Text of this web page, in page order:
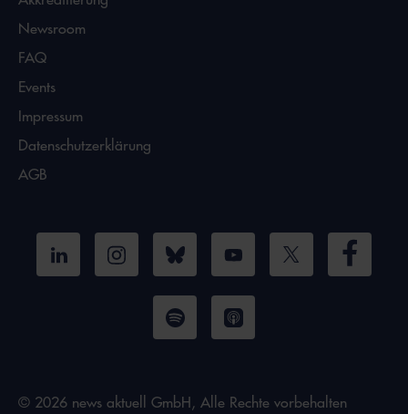
Newsroom
FAQ
Events
Impressum
Datenschutzerklärung
AGB
© 2026 news aktuell GmbH, Alle Rechte vorbehalten